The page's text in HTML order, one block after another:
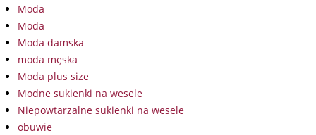
Moda
Moda
Moda damska
moda męska
Moda plus size
Modne sukienki na wesele
Niepowtarzalne sukienki na wesele
obuwie